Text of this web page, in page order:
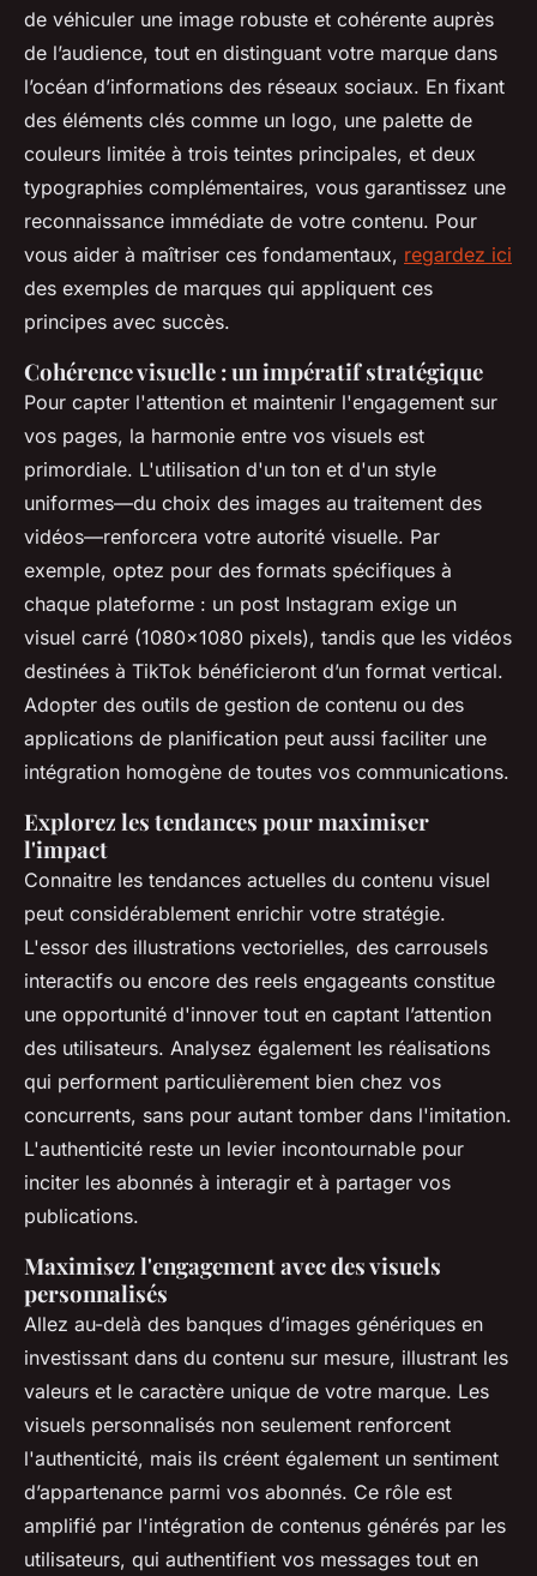
de véhiculer une image robuste et cohérente auprès
de l’audience, tout en distinguant votre marque dans
l’océan d’informations des réseaux sociaux. En fixant
des éléments clés comme un logo, une palette de
couleurs limitée à trois teintes principales, et deux
typographies complémentaires, vous garantissez une
reconnaissance immédiate de votre contenu. Pour
vous aider à maîtriser ces fondamentaux, regardez ici
des exemples de marques qui appliquent ces
principes avec succès.
Cohérence visuelle : un impératif stratégique
Pour capter l'attention et maintenir l'engagement sur
vos pages, la harmonie entre vos visuels est
primordiale. L'utilisation d'un ton et d'un style
uniformes—du choix des images au traitement des
vidéos—renforcera votre autorité visuelle. Par
exemple, optez pour des formats spécifiques à
chaque plateforme : un post Instagram exige un
visuel carré (1080x1080 pixels), tandis que les vidéos
destinées à TikTok bénéficieront d’un format vertical.
Adopter des outils de gestion de contenu ou des
applications de planification peut aussi faciliter une
intégration homogène de toutes vos communications.
Explorez les tendances pour maximiser
l'impact
Connaitre les tendances actuelles du contenu visuel
peut considérablement enrichir votre stratégie.
L'essor des illustrations vectorielles, des carrousels
interactifs ou encore des reels engageants constitue
une opportunité d'innover tout en captant l’attention
des utilisateurs. Analysez également les réalisations
qui performent particulièrement bien chez vos
concurrents, sans pour autant tomber dans l'imitation.
L'authenticité reste un levier incontournable pour
inciter les abonnés à interagir et à partager vos
publications.
Maximisez l'engagement avec des visuels
personnalisés
Allez au-delà des banques d’images génériques en
investissant dans du contenu sur mesure, illustrant les
valeurs et le caractère unique de votre marque. Les
visuels personnalisés non seulement renforcent
l'authenticité, mais ils créent également un sentiment
d’appartenance parmi vos abonnés. Ce rôle est
amplifié par l'intégration de contenus générés par les
utilisateurs, qui authentifient vos messages tout en